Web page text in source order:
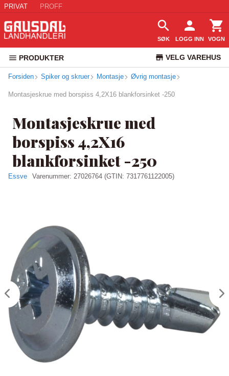
PRIVAT PROFF
SØK LOGG INN VOGN
PRODUKTER VELG VAREHUS
KUNDESERVICE
Forsiden Spiker og skruer Montasje Øvrig montasje
Montasjeskrue med borspiss 4,2X16 blankforsinket -250
Montasjeskrue med
borspiss 4,2X16
blankforsinket -250
Essve Varenummer: 27026764 (GTIN: 7317761122005)